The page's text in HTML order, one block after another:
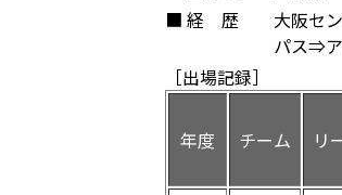
■ 経 歴
大阪セ
パス⇒
［出場記録］
年度 チーム リ